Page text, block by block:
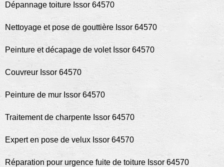
Dépannage toiture Issor 64570
Nettoyage et pose de gouttière Issor 64570
Peinture et décapage de volet Issor 64570
Couvreur Issor 64570
Peinture de mur Issor 64570
Traitement de charpente Issor 64570
Expert en pose de velux Issor 64570
Réparation pour urgence fuite de toiture Issor 64570